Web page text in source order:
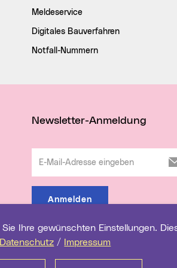
Datenschutz / Impressum
Meldeservice
Digitales Bauverfahren
Notfall-Nummern
Newsletter-Anmeldung
Anmelden